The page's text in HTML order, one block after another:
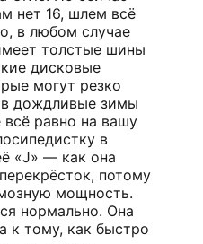
нет 16, шлем всё
в любом случае
толстые шины
дисковые
могут резко
дождливые зимы
равно на вашу
в
«J» — как она
потому
мощность.
нормально. Она
к тому, как быстро